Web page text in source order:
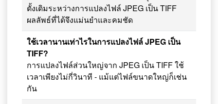
ดั้งเดิมระหว่างการแปลงไฟล์ JPEG เป็น TIFF
ผลลัพธ์ที่ได้จึงแม่นยำและคมชัด
ใช้เวลานานเท่าไรในการแปลงไฟล์ JPEG เป็น
TIFF?
การแปลงไฟล์ส่วนใหญ่จาก JPEG เป็น TIFF ใช้
เวลาเพียงไม่กี่วินาที - แม้แต่ไฟล์ขนาดใหญ่ก็เช่น
กัน